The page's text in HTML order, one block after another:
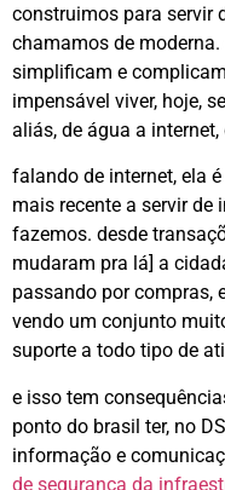
construimos para servir
chamamos de
simplificam e
impensável viver, hoje,
aliás, de água a
falando de internet, ela
mais recente a servir de
fazemos. desde
mudaram pra lá] a
passando por compras,
vendo um conjunto
suporte a todo tipo de
e isso tem
ponto do brasil ter, no
informação e
de segurança da